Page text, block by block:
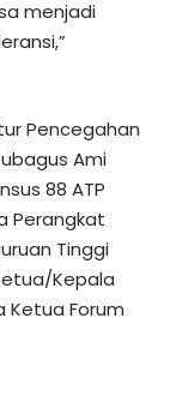
menjadi
Pencegahan
Ami
88 ATP
Perangkat
Tinggi
Kepala
Ketua Forum